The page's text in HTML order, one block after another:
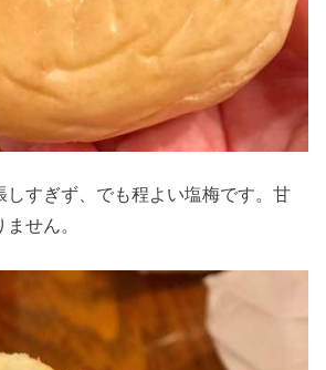
しすぎず、でも程よい塩梅です。甘
せん。